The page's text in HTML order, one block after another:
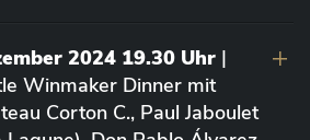
2024 19.30 Uhr |
Winmaker Dinner mit
Corton C., Paul Jaboulet